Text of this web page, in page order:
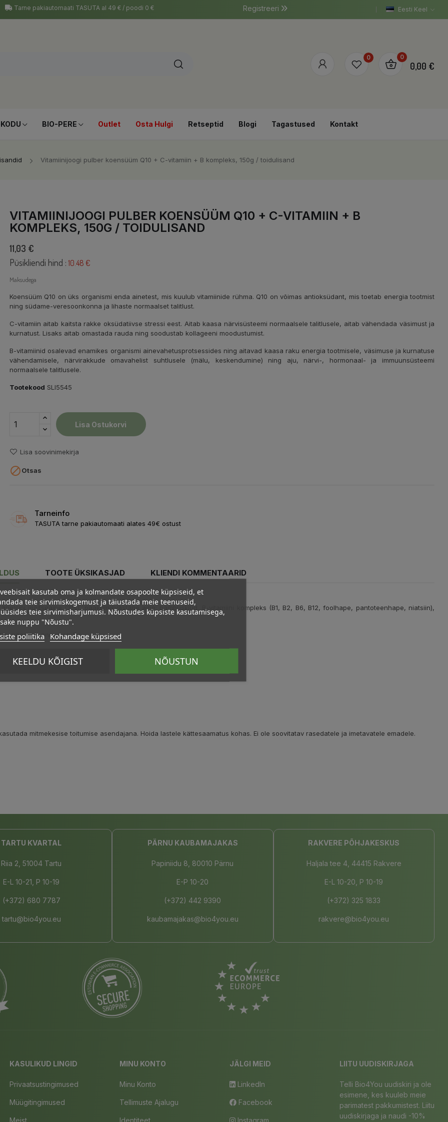
Tarne pakiautomaati TASUTA al 49 € / poodi 0 € Eesti Keel
Registreeri
0 0
0,00 €
BIO-PERE Outlet Osta Hulgi Retseptid Blogi Tagastused Kontakt
Vitamiinijoogi pulber koensüüm Q10 + C-vitamiin + B kompleks, 150g / toidulisand
VITAMIINIJOOGI PULBER KOENSÜÜM Q10 + C-VITAMIIN + B
KOMPLEKS, 150G / TOIDULISAND
11,03 €
Püsikliendi hind : 10.48 €
Maksudega
Koensüüm Q10 on üks organismi enda ainetest, mis kuulub vitamiinide rühma. Q10 on võimas antioksüdant, mis toetab energia tootmist
ning südame-veresoonkonna ja lihaste normaalset talitlust.
C-vitamiin aitab kaitsta rakke oksüdatiivse stressi eest. Aitab kaasa närvisüsteemi normaalsele talitlusele, aitab vähendada väsimust ja
kurnatust. Lisaks aitab omastada rauda ning soodustab kollageeni moodustumist.
B-vitamiinid osalevad enamikes organismi ainevahetusprotsessides ning aitavad kaasa raku energia tootmisele, väsimuse ja kurnatuse
vähendamisele, närvirakkude omavahelist suhtlusele (mälu, keskendumine) ning aju, närvi-, hormonaal- ja immuunsüsteemi
normaalsele talitlusele.
Tootekood SLI5545
Lisa Ostukorvi
Lisa soovinimekirja
Otsas
Tarneinfo
TASUTA tarne pakiautomaati alates 49€ ostust
TOOTE ÜKSIKASJAD KLIENDI KOMMENTAARID
maitseaine (3%), paakumisvastane aine: bambuskiud, B-vitamiini kompleks (B1, B2, B6, B12, foolhape, pantoteenhape, niatsiin),
päevane annus on 5g.
mitmekesise toitumise asendajana. Hoida lastele kättesaamatus kohas. Ei ole soovitatav rasedatele ja imetavatele emadele.
TARTU KVARTAL
Riia 2, 51004 Tartu
E-L 10-21, P 10-19
(+372) 680 7787
tartu@bio4you.eu
PÄRNU KAUBAMAJAKAS
Papiniidu 8, 80010 Pärnu
E-P 10-20
(+372) 442 9390
kaubamajakas@bio4you.eu
RAKVERE PÕHJAKESKUS
Haljala tee 4, 44415 Rakvere
E-L 10-20, P 10-19
(+372) 325 1833
rakvere@bio4you.eu
KASULIKUD LINGID
Privaatsustingimused
Müügitingimused
Meist
MINU KONTO
Minu Konto
Tellimuste Ajalugu
Identiteet
JÄLGI MEID
LinkedIn
Facebook
Instagram
LIITU UUDISKIRJAGA
Telli Bio4You uudiskiri ja ole
esimene, kes kuuleb meie
parimatest pakkumistest. Liitu
uudiskirjaga ja naudi -10%
kasutab oma ja kolmandate osapoolte küpsiseid, et
teie sirvimiskogemust ja täiustada meie teenuseid,
teie sirvimisharjumusi. Nõustudes küpsiste kasutamisega,
nuppu "Nõustu".
poliitika Kohandage küpsised
KEELDU KÕIGIST NÕUSTUN